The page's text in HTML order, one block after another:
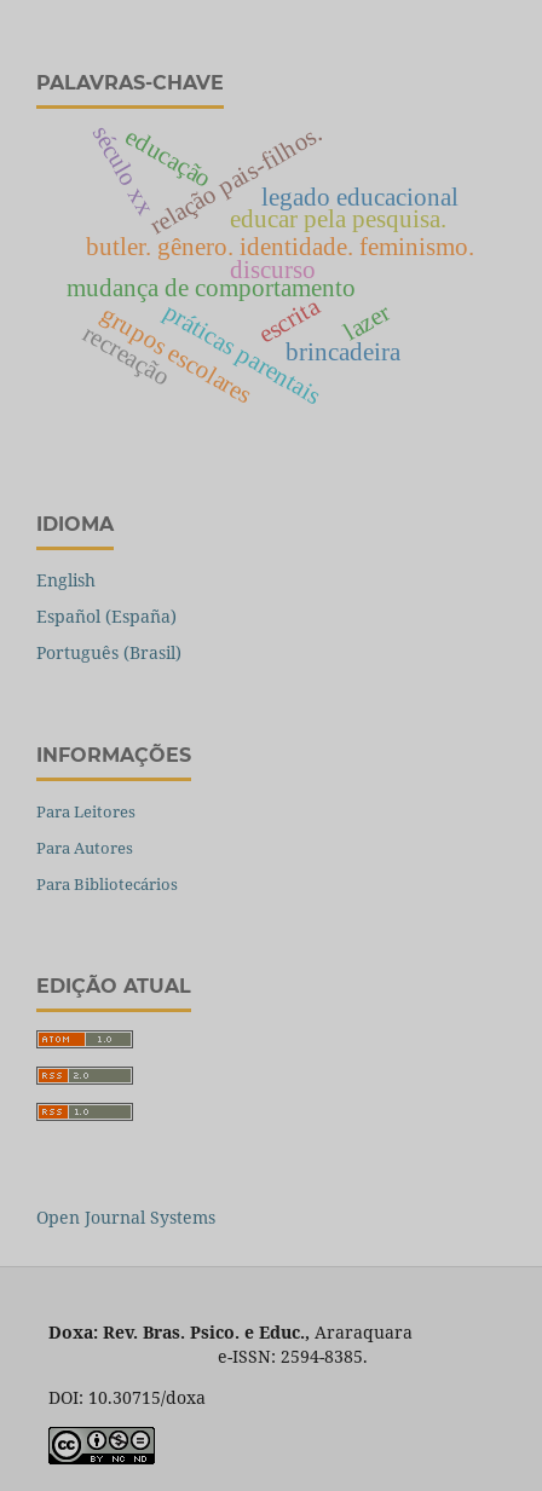
PALAVRAS-CHAVE
butler. gênero. identidade. feminismo.
mudança de comportamento
práticas parentais
relação pais-filhos.
escrita
educar pela pesquisa.
legado educacional
século xx
grupos escolares brincadeira
lazer
recreação
discurso
educação
IDIOMA
English
Español (España)
Português (Brasil)
INFORMAÇÕES
Para Leitores
Para Autores
Para Bibliotecários
EDIÇÃO ATUAL
Open Journal Systems
Doxa: Rev. Bras. Psico. e Educ., Araraquara
e-ISSN: 2594-8385.
DOI: 10.30715/doxa